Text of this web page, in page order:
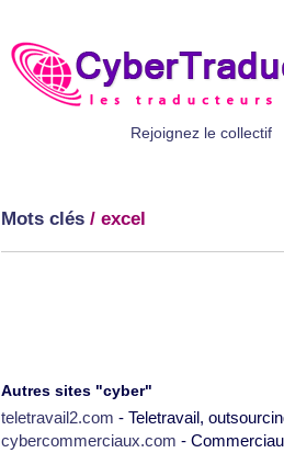
Rejoignez le collectif
Mots clés / excel
Autres sites "cyber"
teletravail2.com - Teletravail,
cybercommerciaux.com -